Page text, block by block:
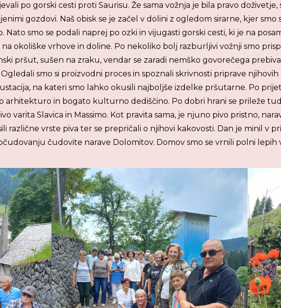
po gorski cesti proti Saurisu. Že sama vožnja je bila pravo doživetje,
gozdovi. Naš obisk se je začel v dolini z ogledom sirarne, kjer
smo se podali naprej po ozki in vijugasti gorski cesti, ki je na
okoliške vrhove in doline. Po nekoliko bolj razburljivi vožnji smo
pršut, sušen na zraku, vendar se zaradi nemško govorečega
smo si proizvodni proces in spoznali skrivnosti priprave
na kateri smo lahko okusili najboljše izdelke pršutarne. Po
arhitekturo in bogato kulturno dediščino. Po dobri hrani se prileže
varita Slavica in Massimo. Kot pravita sama, je njuno pivo pristno,
različne vrste piva ter se prepričali o njihovi kakovosti. Dan je minil v
čudovite narave Dolomitov. Domov smo se vrnili polni lepih